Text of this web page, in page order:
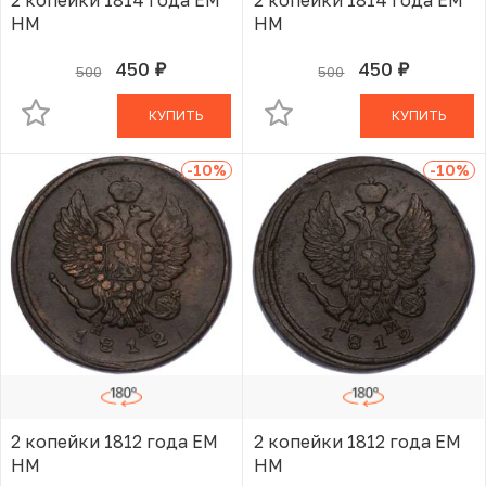
НМ
500 450 руб.
В КОРЗИНЕ
КУПИТЬ
НМ
500 450 руб.
В КОРЗИНЕ
КУПИТЬ
-10%
2 копейки 1812 года ЕМ
НМ
-10%
2 копейки 1812 года ЕМ
НМ